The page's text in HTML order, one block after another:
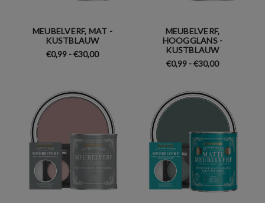
MEUBELVERF, MAT -
KUSTBLAUW
€0,99 - €30,00
MEUBELVERF,
HOOGGLANS -
KUSTBLAUW
€0,99 - €30,00